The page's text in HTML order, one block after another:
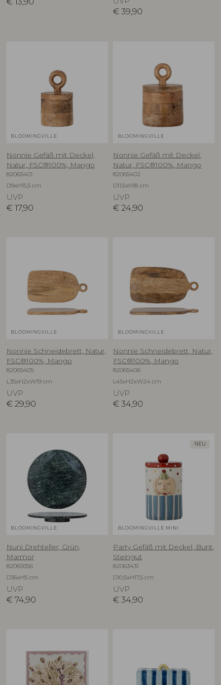
€ 39,90
BLOOMINGVILLE
Nonnie Gefäß mit Deckel,
Natur, FSC®100%, Mango
82065401
D9xH15,5 cm
UVP
€ 17,90
BLOOMINGVILLE
Nonnie Gefäß mit Deckel,
Natur, FSC®100%, Mango
82065402
D11,5xH18 cm
UVP
€ 24,90
BLOOMINGVILLE
Nonnie Schneidebrett, Natur,
FSC®100%, Mango
82065405
L35xH2xW19 cm
UVP
€ 29,90
BLOOMINGVILLE
Nonnie Schneidebrett, Natur,
FSC®100%, Mango
82065406
L45xH2xW24 cm
UVP
€ 34,90
BLOOMINGVILLE
Nuni Drehteller, Grün,
Marmor
82069356
D36xH5 cm
UVP
€ 74,90
NEU
BLOOMINGVILLE MINI
Party Gefäß mit Deckel, Bunt,
Steingut
82063431
D10,5xH17,5 cm
UVP
€ 34,90